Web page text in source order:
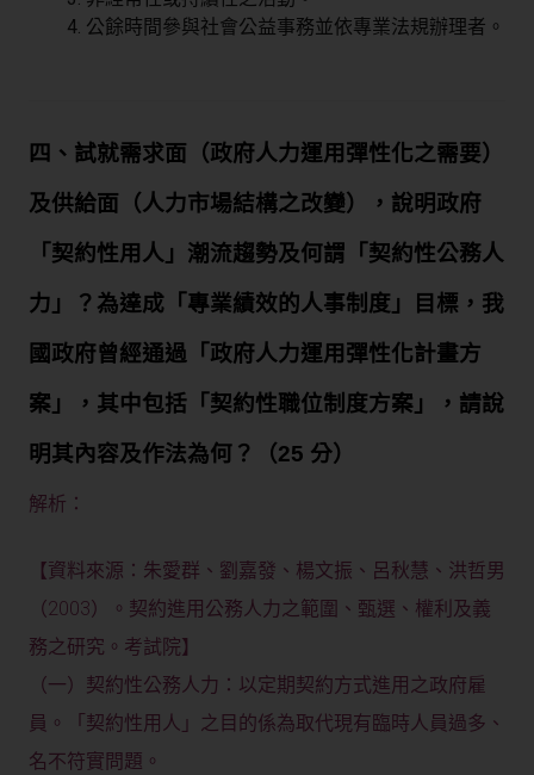
公餘時間參與社會公益事務並依專業法規辦理者。
四、試就需求面（政府人力運用彈性化之需要）
及供給面（人力市場結構之改變），說明政府
「契約性用人」潮流趨勢及何謂「契約性公務人
力」？為達成「專業績效的人事制度」目標，我
國政府曾經通過「政府人力運用彈性化計畫方
案」，其中包括「契約性職位制度方案」，請說
明其內容及作法為何？（25 分）
解析：
【資料來源：朱愛群、劉嘉發、楊文振、呂秋慧、洪哲男
（2003）。契約進用公務人力之範圍、甄選、權利及義
務之研究。考試院】
（一）契約性公務人力：以定期契約方式進用之政府雇
員。「契約性用人」之目的係為取代現有臨時人員過多、
名不符實問題。